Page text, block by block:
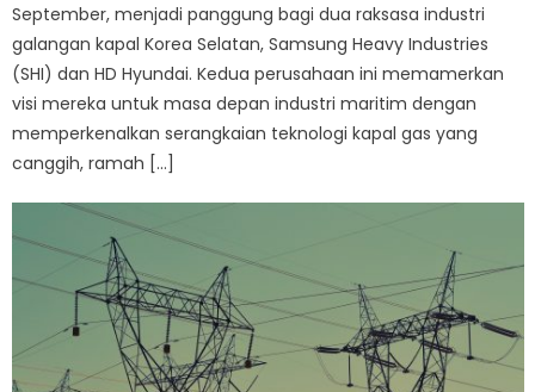
September, menjadi panggung bagi dua raksasa industri
galangan kapal Korea Selatan, Samsung Heavy Industries
(SHI) dan HD Hyundai. Kedua perusahaan ini memamerkan
visi mereka untuk masa depan industri maritim dengan
memperkenalkan serangkaian teknologi kapal gas yang
canggih, ramah […]